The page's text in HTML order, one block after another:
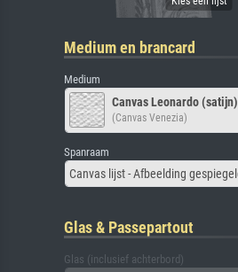
Medium en brancard
Medium
Canvas Leonardo (satijn)
(Canvas Venezia)
Spanraam
Glas & Passepartout
Glas (inclusief achterbord)